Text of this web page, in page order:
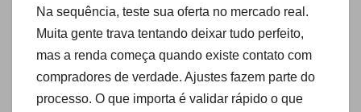
Na sequência, teste sua oferta no mercado real.
Muita gente trava tentando deixar tudo perfeito,
mas a renda começa quando existe contato com
compradores de verdade. Ajustes fazem parte do
processo. O que importa é validar rápido o que